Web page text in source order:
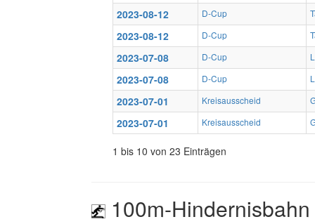
2023-08-12 D-Cup
2023-08-12 D-Cup
2023-07-08 D-Cup
2023-07-08 D-Cup
2023-07-01 Kreisausscheid
2023-07-01 Kreisausscheid
1 bis 10 von 23 Einträgen
100m-